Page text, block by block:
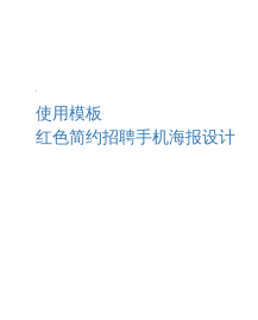
使用模板
红色简约招聘手机海报设计